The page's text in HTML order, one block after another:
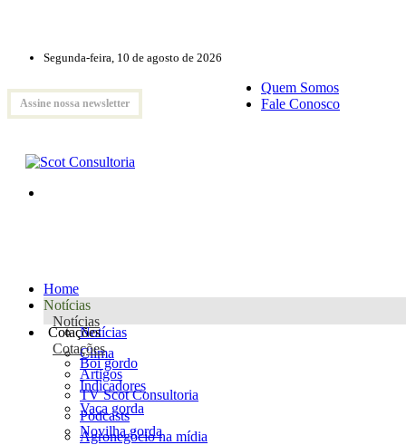
Segunda-feira, 10 de agosto de 2026
Assine nossa newsletter
Quem Somos
Fale Conosco
Home
Notícias
Notícias
Notícias
Clima
Artigos
TV Scot Consultoria
Podcasts
Agronegócio na mídia
Cotações
Cotações
Boi gordo
Indicadores
Vaca gorda
Novilha gorda